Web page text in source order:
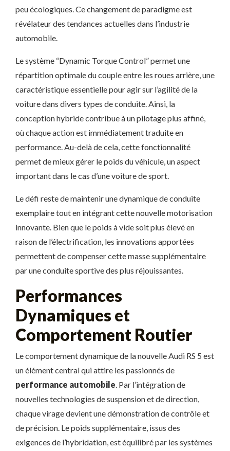
peu écologiques. Ce changement de paradigme est
révélateur des tendances actuelles dans l’industrie
automobile.
Le système “Dynamic Torque Control” permet une
répartition optimale du couple entre les roues arrière, une
caractéristique essentielle pour agir sur l’agilité de la
voiture dans divers types de conduite. Ainsi, la
conception hybride contribue à un pilotage plus affiné,
où chaque action est immédiatement traduite en
performance. Au-delà de cela, cette fonctionnalité
permet de mieux gérer le poids du véhicule, un aspect
important dans le cas d’une voiture de sport.
Le défi reste de maintenir une dynamique de conduite
exemplaire tout en intégrant cette nouvelle motorisation
innovante. Bien que le poids à vide soit plus élevé en
raison de l’électrification, les innovations apportées
permettent de compenser cette masse supplémentaire
par une conduite sportive des plus réjouissantes.
Performances
Dynamiques et
Comportement Routier
Le comportement dynamique de la nouvelle Audi RS 5 est
un élément central qui attire les passionnés de
performance automobile. Par l’intégration de
nouvelles technologies de suspension et de direction,
chaque virage devient une démonstration de contrôle et
de précision. Le poids supplémentaire, issus des
exigences de l’hybridation, est équilibré par les systèmes